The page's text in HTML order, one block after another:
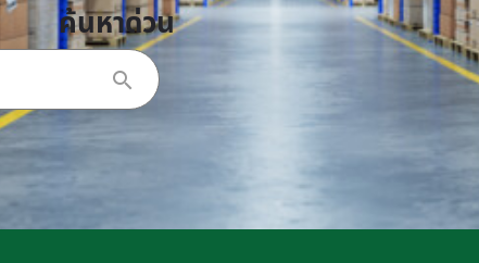
ค้นหาด่วน